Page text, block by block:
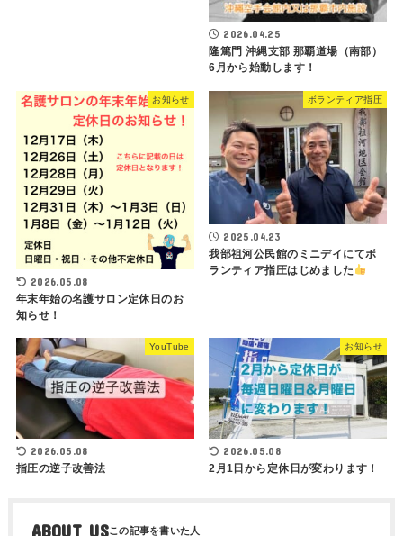
2026.04.25
隆篤門 沖縄支部 那覇道場（南部）
6月から始動します！
お知らせ
2026.05.08
年末年始の名護サロン定休日のお
知らせ！
ボランティア指圧
2025.04.23
我部祖河公民館のミニデイにてボ
ランティア指圧はじめました
YouTube
2026.05.08
指圧の逆子改善法
お知らせ
2026.05.08
2月1日から定休日が変わります！
ABOUT US